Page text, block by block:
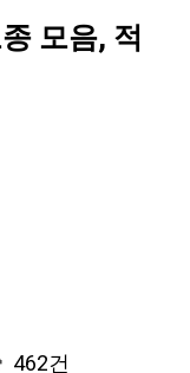
모음, 적
462건